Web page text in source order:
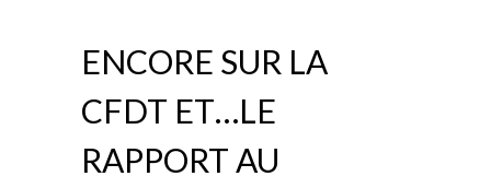
ENCORE SUR LA
CFDT ET…LE
RAPPORT AU